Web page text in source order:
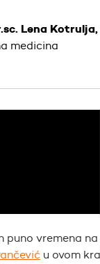
Lena Kotrulja,
medicina
puno vremena na
u ovom